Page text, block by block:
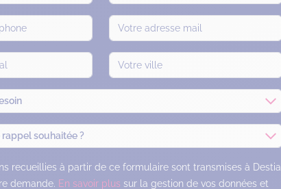
souhaitée ?
recueillies à partir de ce formulaire sont transmises à Destia
demande. En savoir plus sur la gestion de vos données et